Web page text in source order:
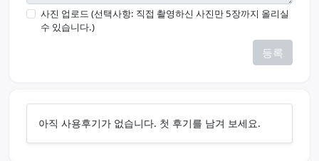
사진 업로드 (선택사항: 직접 촬영하신 사진만 5장까지 올리실
수 있습니다.)
등록
아직 사용후기가 없습니다. 첫 후기를 남겨 보세요.